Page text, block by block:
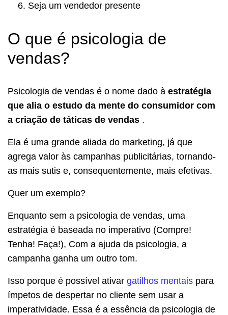
Seja um vendedor presente
O que é psicologia de
vendas?
Psicologia de vendas é o nome dado à estratégia
que alia o estudo da mente do consumidor com
a criação de táticas de vendas .
Ela é uma grande aliada do marketing, já que
agrega valor às campanhas publicitárias, tornando-
as mais sutis e, consequentemente, mais efetivas.
Quer um exemplo?
Enquanto sem a psicologia de vendas, uma
estratégia é baseada no imperativo (Compre!
Tenha! Faça!), Com a ajuda da psicologia, a
campanha ganha um outro tom.
Isso porque é possível ativar gatilhos mentais para
ímpetos de despertar no cliente sem usar a
imperatividade. Essa é a essência da psicologia de